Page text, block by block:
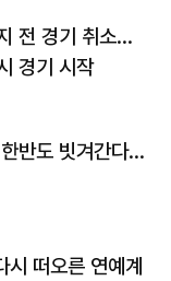
전 경기 취소…
경기 시작
반도 빗겨간다…
떠오른 연예계